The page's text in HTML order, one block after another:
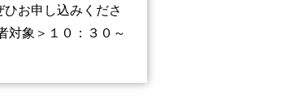
お申し込みくださ
＞１０：３０～